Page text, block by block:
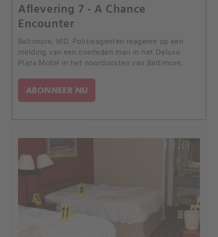
Aflevering 7 - A Chance
Encounter
Baltimore, MD. Politieagenten reageren op een
melding van een overleden man in het Deluxe
Plaza Motel in het noordoosten van Baltimore.
ABONNEER NU